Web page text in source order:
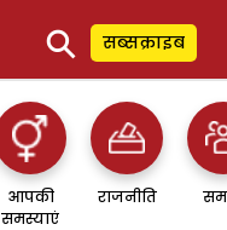
⚲ सब्सक्राइब
आपकी
समस्याएं
राजनीति